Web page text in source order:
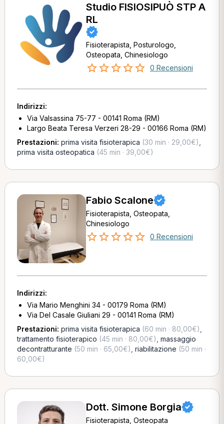
Studio FISIOSIPUÒ STP A
RL
Fisioterapista, Posturologo,
Osteopata, Chinesiologo
0 Recensioni
Indirizzi:
Via Valsassina 75-77 - 00141 Roma (RM)
Largo Beata Teresa Verzeri 28-29 - 00166 Roma (RM)
Prestazioni: prima visita fisioterapica (30 min · 29,00€)
prima visita osteopatica (45 min · 39,00€)
Fabio Scalone
Fisioterapista, Osteopata,
Chinesiologo
0 Recensioni
Indirizzi:
Via Mario Menghini 34 - 00179 Roma (RM)
Via Del Casale Giuliani 29 - 00141 Roma (RM)
Prestazioni: prima visita fisioterapica (60 min · 80,00€)
trattamento fisioterapico (45 min · 80,00€) massaggio
decontratturante (50 min · 65,00€) riabilitazione (50 min ·
60,00€)
Dott. Simone Borgia
Fisioterapista, Osteopata